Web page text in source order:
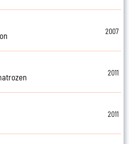
2007
2011
2011